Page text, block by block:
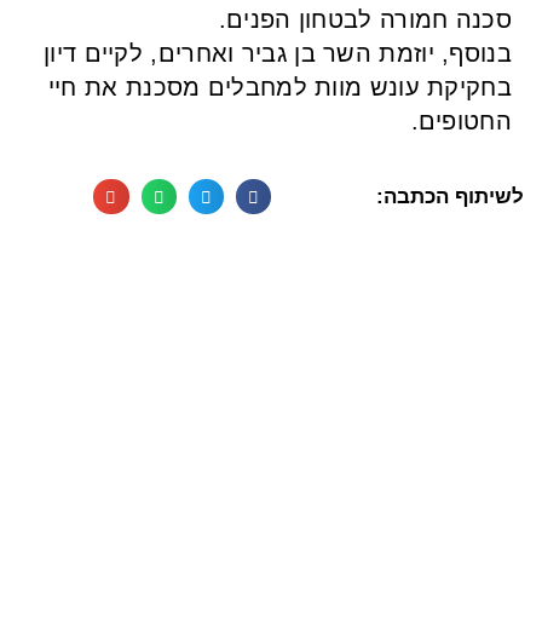
סכנה חמורה לבטחון הפנים.
בנוסף, יוזמת השר בן גביר ואחרים, לקיים דיון
בחקיקת עונש מוות למחבלים מסכנת את חיי
החטופים.
לשיתוף הכתבה: